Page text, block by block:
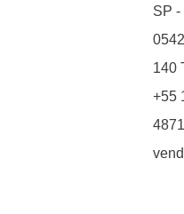
SP
140
+55